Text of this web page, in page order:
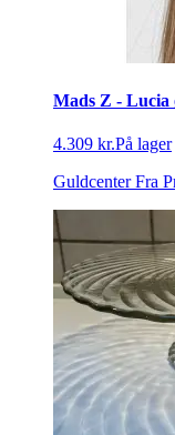
Mads Z - Lucia
4.309 kr.På lager
Guldcenter Fra